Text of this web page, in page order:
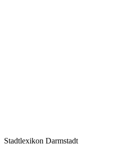
Stadtlexikon Darmstadt